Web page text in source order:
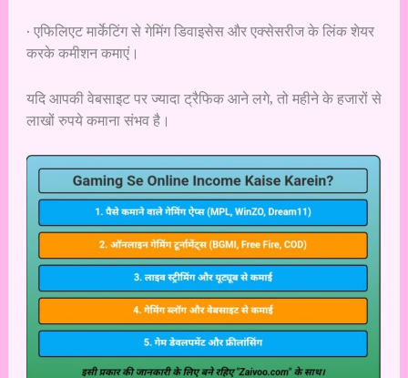
· एफिलिएट मार्केटिंग से गेमिंग डिवाइसेस और एक्सेसरीज के लिंक शेयर
करके कमीशन कमाएं।
यदि आपकी वेबसाइट पर ज्यादा ट्रैफिक आने लगे, तो महीने के हजारों से
लाखों रुपये कमाना संभव है।